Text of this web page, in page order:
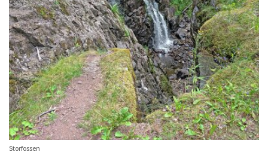
Storfossen